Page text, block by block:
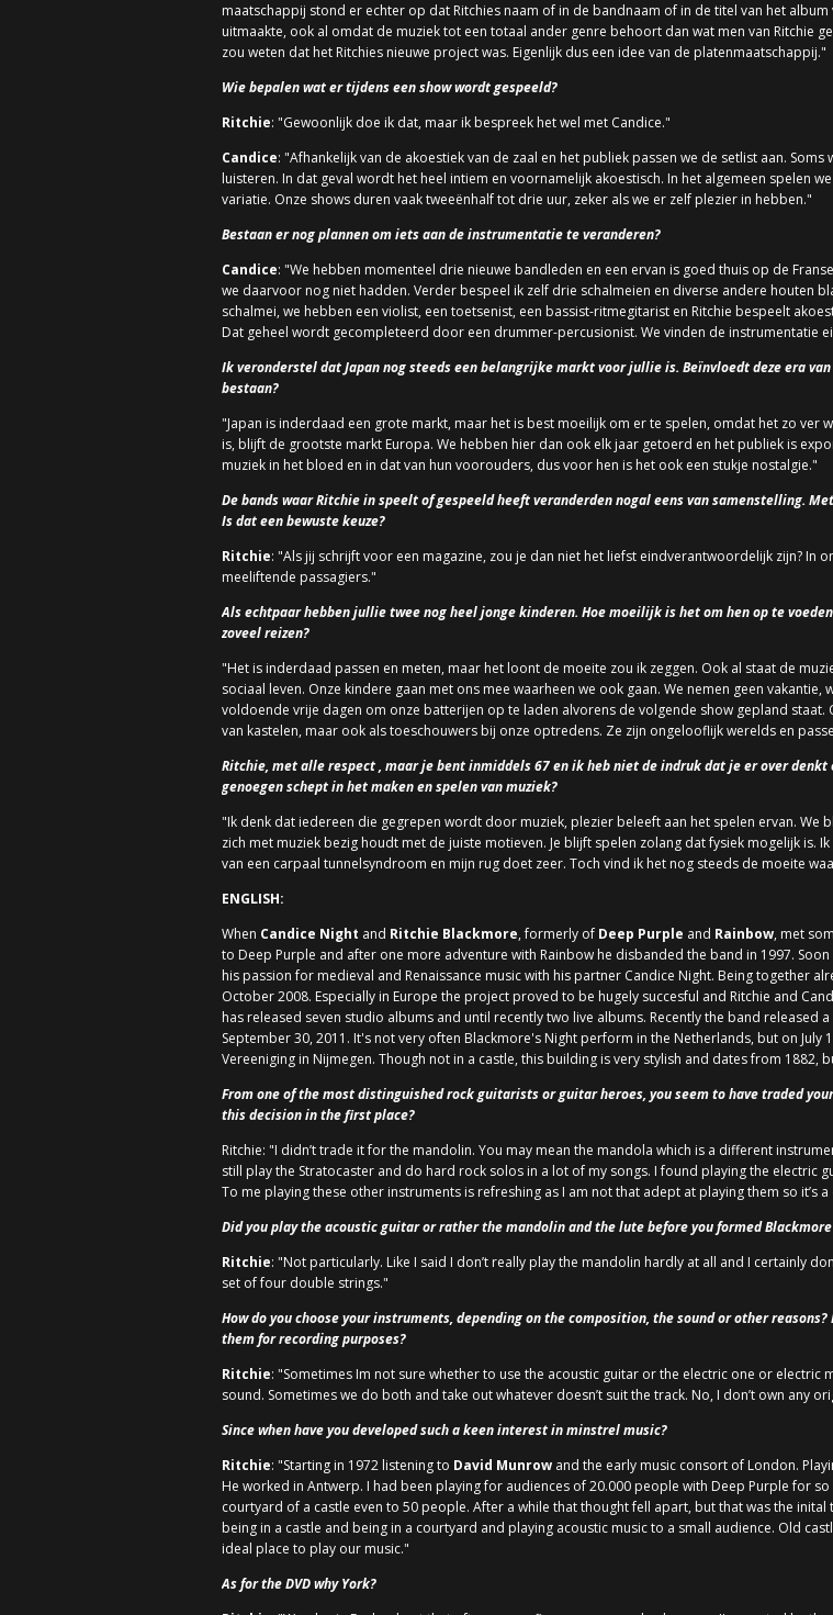
maatschappij stond er echter op dat Ritchies naam of in de bandnaam of in de titel van het
uitmaakte, ook al omdat de muziek tot een totaal ander genre behoort dan wat men van Ritchie
zou weten dat het Ritchies nieuwe project was. Eigenlijk dus een idee van de platenmaatschappij."
Wie bepalen wat er tijdens een show wordt gespeeld?
Ritchie: "Gewoonlijk doe ik dat, maar ik bespreek het wel met Candice."
Candice: "Afhankelijk van de akoestiek van de zaal en het publiek passen we de setlist aan.
luisteren. In dat geval wordt het heel intiem en voornamelijk akoestisch. In het algemeen spelen
variatie. Onze shows duren vaak tweeënhalf tot drie uur, zeker als we er zelf plezier in hebben."
Bestaan er nog plannen om iets aan de instrumentatie te veranderen?
Candice: "We hebben momenteel drie nieuwe bandleden en een ervan is goed thuis op de
we daarvoor nog niet hadden. Verder bespeel ik zelf drie schalmeien en diverse andere houten
schalmei, we hebben een violist, een toetsenist, een bassist-ritmegitarist en Ritchie bespeelt
Dat geheel wordt gecompleteerd door een drummer-percusionist. We vinden de instrumentatie
Ik veronderstel dat Japan nog steeds een belangrijke markt voor jullie is. Beïnvloedt deze era
bestaan?
"Japan is inderdaad een grote markt, maar het is best moeilijk om er te spelen, omdat het zo ver
is, blijft de grootste markt Europa. We hebben hier dan ook elk jaar getoerd en het publiek is
muziek in het bloed en in dat van hun voorouders, dus voor hen is het ook een stukje nostalgie."
De bands waar Ritchie in speelt of gespeeld heeft veranderden nogal eens van samenstelling.
Is dat een bewuste keuze?
Ritchie: "Als jij schrijft voor een magazine, zou je dan niet het liefst eindverantwoordelijk zijn? In
meeliftende passagiers."
Als echtpaar hebben jullie twee nog heel jonge kinderen. Hoe moeilijk is het om hen op te
zoveel reizen?
"Het is inderdaad passen en meten, maar het loont de moeite zou ik zeggen. Ook al staat de
sociaal leven. Onze kindere gaan met ons mee waarheen we ook gaan. We nemen geen
voldoende vrije dagen om onze batterijen op te laden alvorens de volgende show gepland staat.
van kastelen, maar ook als toeschouwers bij onze optredens. Ze zijn ongelooflijk werelds en
Ritchie, met alle respect , maar je bent inmiddels 67 en ik heb niet de indruk dat je er over
genoegen schept in het maken en spelen van muziek?
"Ik denk dat iedereen die gegrepen wordt door muziek, plezier beleeft aan het spelen ervan. We
zich met muziek bezig houdt met de juiste motieven. Je blijft spelen zolang dat fysiek mogelijk
van een carpaal tunnelsyndroom en mijn rug doet zeer. Toch vind ik het nog steeds de moeite
ENGLISH:
When Candice Night and Ritchie Blackmore, formerly of Deep Purple and Rainbow, met
to Deep Purple and after one more adventure with Rainbow he disbanded the band in 1997.
his passion for medieval and Renaissance music with his partner Candice Night. Being together
October 2008. Especially in Europe the project proved to be hugely succesful and Ritchie and
has released seven studio albums and until recently two live albums. Recently the band released
September 30, 2011. It's not very often Blackmore's Night perform in the Netherlands, but on
Vereeniging in Nijmegen. Though not in a castle, this building is very stylish and dates from 1882,
From one of the most distinguished rock guitarists or guitar heroes, you seem to have traded
this decision in the first place?
Ritchie: "I didn’t trade it for the mandolin. You may mean the mandola which is a different
still play the Stratocaster and do hard rock solos in a lot of my songs. I found playing the electric
To me playing these other instruments is refreshing as I am not that adept at playing them so it’s
Did you play the acoustic guitar or rather the mandolin and the lute before you formed
Ritchie: "Not particularly. Like I said I don’t really play the mandolin hardly at all and I certainly
set of four double strings."
How do you choose your instruments, depending on the composition, the sound or other
them for recording purposes?
Ritchie: "Sometimes Im not sure whether to use the acoustic guitar or the electric one or
sound. Sometimes we do both and take out whatever doesn’t suit the track. No, I don’t own any
Since when have you developed such a keen interest in minstrel music?
Ritchie: "Starting in 1972 listening to David Munrow and the early music consort of London.
He worked in Antwerp. I had been playing for audiences of 20.000 people with Deep Purple for
courtyard of a castle even to 50 people. After a while that thought fell apart, but that was the
being in a castle and being in a courtyard and playing acoustic music to a small audience. Old
ideal place to play our music."
As for the DVD why York?